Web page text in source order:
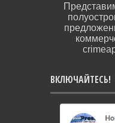
ВКЛЮЧАЙТЕСЬ!